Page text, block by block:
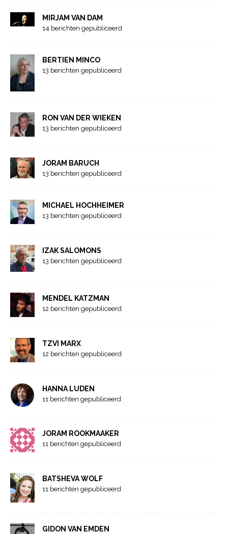
MIRJAM VAN DAM
14 berichten gepubliceerd
BERTIEN MINCO
13 berichten gepubliceerd
RON VAN DER WIEKEN
13 berichten gepubliceerd
JORAM BARUCH
13 berichten gepubliceerd
MICHAEL HOCHHEIMER
13 berichten gepubliceerd
IZAK SALOMONS
13 berichten gepubliceerd
MENDEL KATZMAN
12 berichten gepubliceerd
TZVI MARX
12 berichten gepubliceerd
HANNA LUDEN
11 berichten gepubliceerd
JORAM ROOKMAAKER
11 berichten gepubliceerd
BATSHEVA WOLF
11 berichten gepubliceerd
GIDON VAN EMDEN